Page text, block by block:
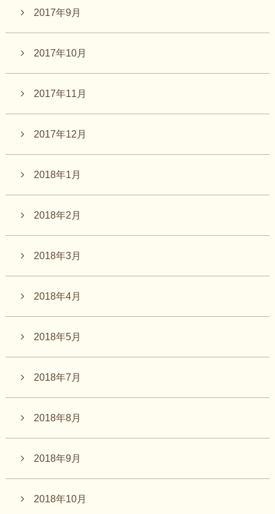
2017年9月
2017年10月
2017年11月
2017年12月
2018年1月
2018年2月
2018年3月
2018年4月
2018年5月
2018年7月
2018年8月
2018年9月
2018年10月